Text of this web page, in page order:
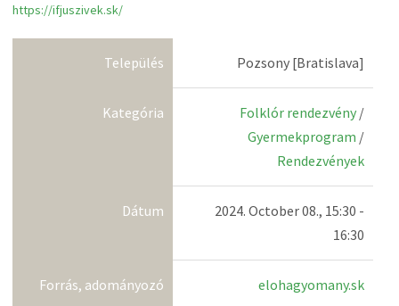
https://ifjuszivek.sk/
Település Pozsony [Bratislava]
Kategória Folklór rendezvény /
Gyermekprogram /
Rendezvények
Dátum
2024. October 08., 15:30 -
16:30
Forrás, adományozó elohagyomany.sk